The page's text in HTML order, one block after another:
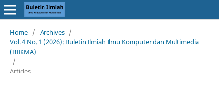
Home / Archives /
Vol. 4 No. 1 (2026): Buletin Ilmiah Ilmu Komputer dan Multimedia
(BIIKMA)
/
Articles